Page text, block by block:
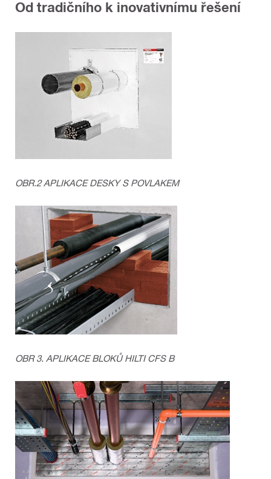
Od tradičního k inovativnímu řešení
OBR.2 APLIKACE DESKY S POVLAKEM
OBR 3. APLIKACE BLOKŮ HILTI CFS B